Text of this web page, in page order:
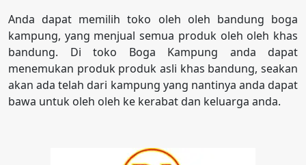
Anda dapat memilih toko oleh oleh bandung boga
kampung, yang menjual semua produk oleh oleh khas
bandung. Di toko Boga Kampung anda dapat
menemukan produk produk asli khas bandung, seakan
akan ada telah dari kampung yang nantinya anda dapat
bawa untuk oleh oleh ke kerabat dan keluarga anda.